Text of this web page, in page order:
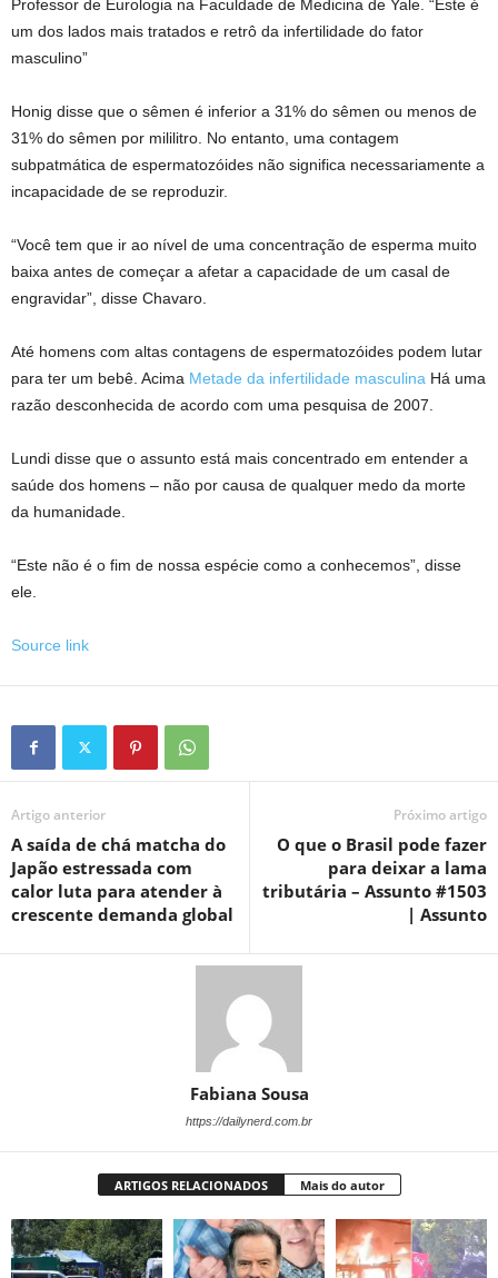
Professor de Eurologia na Faculdade de Medicina de Yale. “Este é
um dos lados mais tratados e retrô da infertilidade do fator
masculino”
Honig disse que o sêmen é inferior a 31% do sêmen ou menos de
31% do sêmen por mililitro. No entanto, uma contagem
subpatmática de espermatozóides não significa necessariamente a
incapacidade de se reproduzir.
“Você tem que ir ao nível de uma concentração de esperma muito
baixa antes de começar a afetar a capacidade de um casal de
engravidar”, disse Chavaro.
Até homens com altas contagens de espermatozóides podem lutar
para ter um bebê. Acima Metade da infertilidade masculina Há uma
razão desconhecida de acordo com uma pesquisa de 2007.
Lundi disse que o assunto está mais concentrado em entender a
saúde dos homens – não por causa de qualquer medo da morte
da humanidade.
“Este não é o fim de nossa espécie como a conhecemos”, disse
ele.
Source link
Artigo anterior
A saída de chá matcha do
Japão estressada com
calor luta para atender à
crescente demanda global
Próximo artigo
O que o Brasil pode fazer
para deixar a lama
tributária – Assunto #1503
| Assunto
Fabiana Sousa
https://dailynerd.com.br
ARTIGOS RELACIONADOS Mais do autor